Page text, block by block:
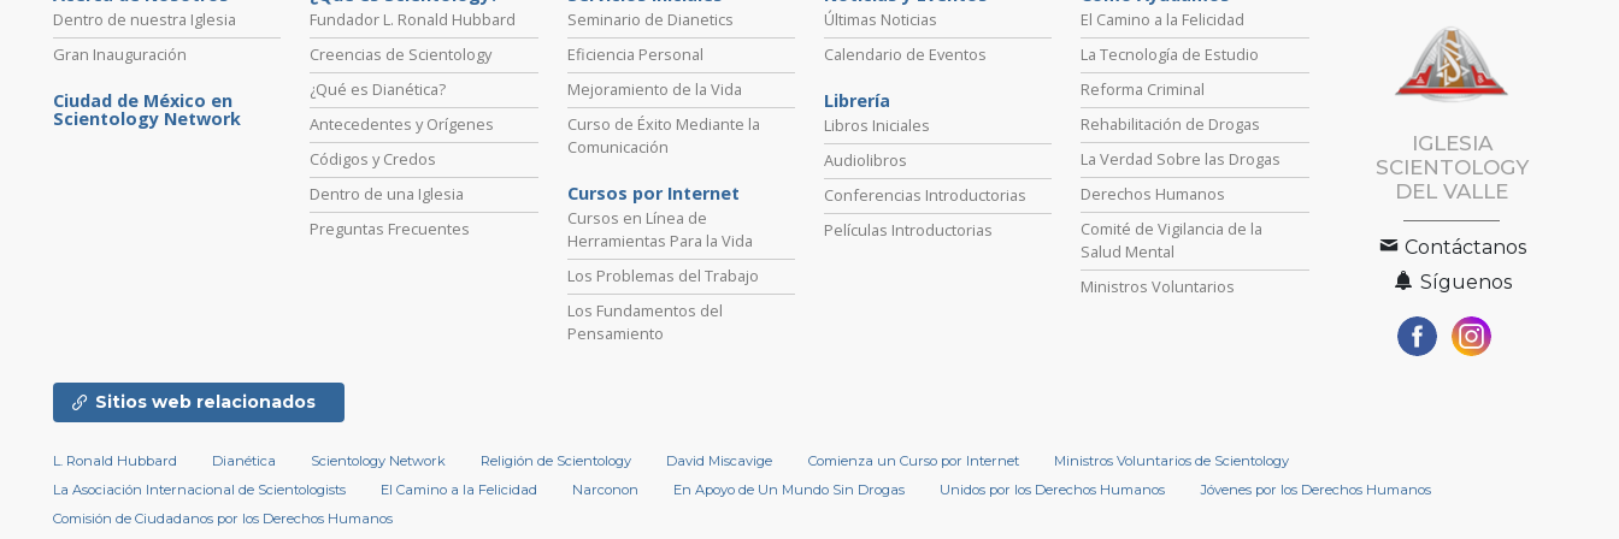
Dentro de nuestra Iglesia
Gran Inauguración
Ciudad de México en
Scientology Network
Fundador L. Ronald Hubbard
Creencias de Scientology
¿Qué es Dianética?
Antecedentes y Orígenes
Códigos y Credos
Dentro de una Iglesia
Preguntas Frecuentes
Seminario de Dianetics
Eficiencia Personal
Mejoramiento de la Vida
Curso de Éxito Mediante la
Comunicación
Cursos por Internet
Cursos en Línea de
Herramientas Para la Vida
Los Problemas del Trabajo
Los Fundamentos del
Pensamiento
Últimas Noticias
Calendario de Eventos
Librería
Libros Iniciales
Audiolibros
Conferencias Introductorias
Películas Introductorias
El Camino a la Felicidad
La Tecnología de Estudio
Reforma Criminal
Rehabilitación de Drogas
La Verdad Sobre las Drogas
Derechos Humanos
Comité de Vigilancia de la
Salud Mental
Ministros Voluntarios
IGLESIA
SCIENTOLOGY
DEL VALLE
Contáctanos
Síguenos
Sitios web relacionados
L. Ronald Hubbard Dianética Scientology Network Religión de Scientology David Miscavige Comienza un Curso por Internet
Ministros Voluntarios de Scientology
La Asociación Internacional de Scientologists
El Camino a la Felicidad Narconon En Apoyo de Un Mundo Sin Drogas Unidos por los Derechos Humanos
Jóvenes por los Derechos Humanos
Comisión de Ciudadanos por los Derechos Humanos